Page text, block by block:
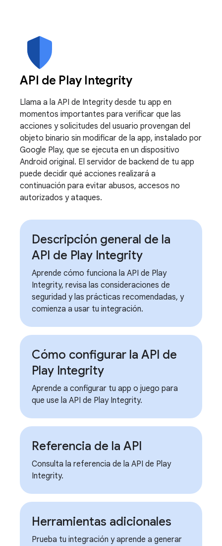
API de Play Integrity
Llama a la API de Integrity desde tu app en
momentos importantes para verificar que las
acciones y solicitudes del usuario provengan del
objeto binario sin modificar de la app, instalado por
Google Play, que se ejecuta en un dispositivo
Android original. El servidor de backend de tu app
puede decidir qué acciones realizará a
continuación para evitar abusos, accesos no
autorizados y ataques.
Descripción general de la
API de Play Integrity
Aprende cómo funciona la API de Play
Integrity, revisa las consideraciones de
seguridad y las prácticas recomendadas, y
comienza a usar tu integración.
Cómo configurar la API de
Play Integrity
Aprende a configurar tu app o juego para
que use la API de Play Integrity.
Referencia de la API
Consulta la referencia de la API de Play
Integrity.
Herramientas adicionales
Prueba tu integración y aprende a generar